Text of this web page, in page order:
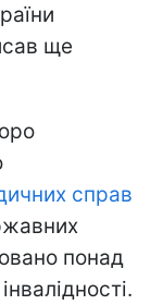
ще
справ
понад